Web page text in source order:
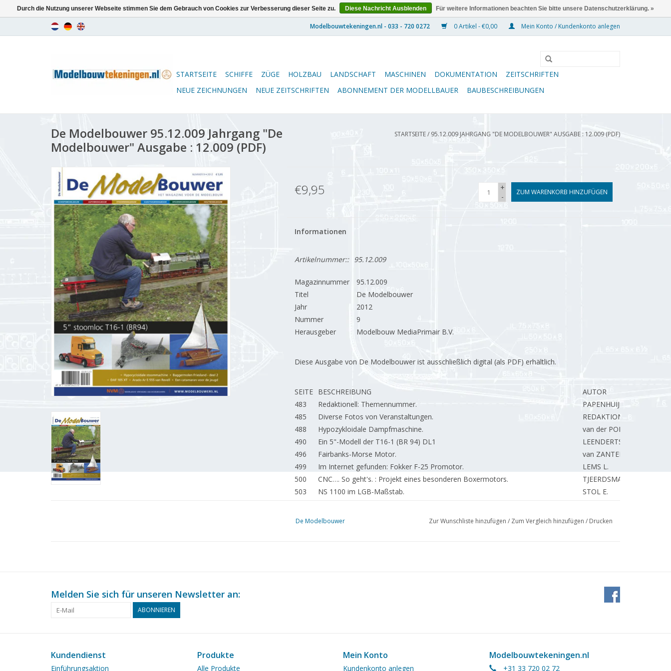
0 Artikel - €0,00 Mein Konto / Kundenkonto anlegen
STARTSEITE SCHIFFE ZÜGE HOLZBAU LANDSCHAFT MASCHINEN DOKUMENTATION
ZEITSCHRIFTEN
NEUE ZEICHNUNGEN
NEUE ZEITSCHRIFTEN ABONNEMENT DER MODELLBAUER BAUBESCHREIBUNGEN
De Modelbouwer 95.12.009 Jahrgang "De
Modelbouwer" Ausgabe : 12.009 (PDF)
STARTSEITE/ 95.12.009 JAHRGANG "DE MODELBOUWER" AUSGABE : 12.009 (PDF)
€9,95
+
-
ZUM WARENKORB HINZUFÜGEN
Informationen
Artikelnummer:: 95.12.009
Magazinnummer
95.12.009
Titel
De Modelbouwer
Jahr
2012
Nummer
9
Herausgeber
Modelbouw MediaPrimair B.V.
Diese Ausgabe von De Modelbouwer ist ausschließlich digital (als PDF) erhältlich.
SEITE BESCHREIBUNG
AUTOR
483
Redaktionell: Themennummer.
PAPENHUIJZEN H.
485
Diverse Fotos von Veranstaltungen.
REDAKTION
488
Hypozykloidale Dampfmaschine.
van der POLS J.
490
Ein 5"-Modell der T16-1 (BR 94) DL1
LEENDERTSE J.
496
Fairbanks-Morse Motor.
van ZANTEN J.
499
Im Internet gefunden: Fokker F-25 Promotor.
LEMS L.
500
CNC…. So geht's. : Projekt eines besonderen Boxermotors.
TJEERDSMA H.
503
NS 1100 im LGB-Maßstab.
STOL E.
505
Segmentdrehscheibe.
de GROOT P.
BOOTSMA K.
PAPENHUIJZEN H.
MIC Nachrichten
KAMMAN F.
Bericht zur Mitgliederversammlung der NVM am 31. März 2012 in De Meern.
De Modelbouwer Zur Wunschliste hinzufügen / Zum Vergleich hinzufügen / Drucken
Melden Sie sich für unseren Newsletter an:
ABONNIEREN
Kundendienst
Einführungsaktion
Produkte
Alle Produkte
Mein Konto
Kundenkonto anlegen
Modelbouwtekeningen.nl
+31 33 720 02 72
Durch die Nutzung unserer Webseite stimmen Sie dem Gebrauch von Cookies zur Verbesserung dieser Seite zu. Diese Nachricht Ausblenden Für weitere Informationen beachten Sie bitte unsere Datenschutzerklärung. »